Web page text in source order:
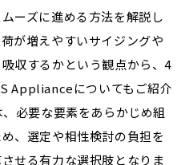
ーズに進める方法を解説し
が増えやすいサイジングや
収するかという観点から、4
Applianceについてもご紹介
必要な要素をあらかじめ組
、選定や相性検討の負担を
せる有力な選択肢となりま